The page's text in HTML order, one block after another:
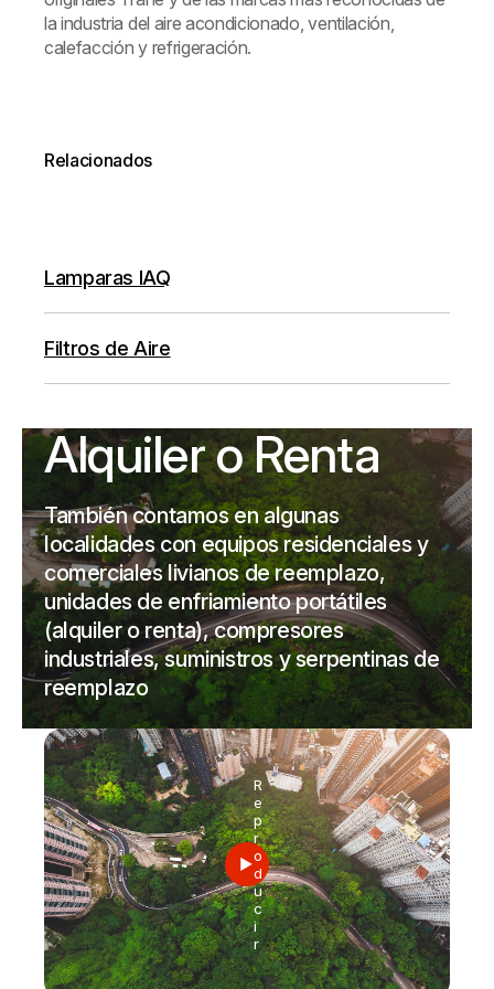
la industria del aire acondicionado, ventilación,
calefacción y refrigeración.
Relacionados
Lamparas IAQ
Filtros de Aire
Alquiler o Renta
También contamos en algunas
localidades con equipos residenciales y
comerciales livianos de reemplazo,
unidades de enfriamiento portátiles
(alquiler o renta), compresores
industriales, suministros y serpentinas de
reemplazo
R
e
p
r
o
d
u
c
i
r